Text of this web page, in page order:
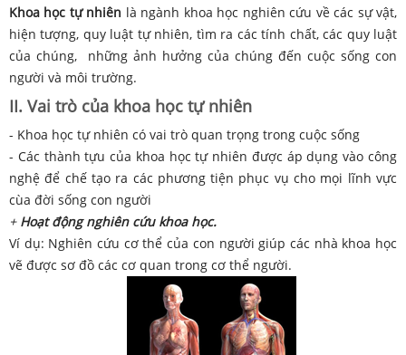
Khoa học tự nhiên là ngành khoa học nghiên cứu về các sự vật,
hiện tượng, quy luật tự nhiên, tìm ra các tính chất, các quy luật
của chúng, những ảnh hưởng của chúng đến cuộc sống con
người và môi trường.
II. Vai trò của khoa học tự nhiên
- Khoa học tự nhiên có vai trò quan trọng trong cuộc sống
- Các thành tựu của khoa học tự nhiên được áp dụng vào công
nghệ để chế tạo ra các phương tiện phục vụ cho mọi lĩnh vực
cùa đời sống con người
+ Hoạt động nghiên cứu khoa học.
Ví dụ: Nghiên cứu cơ thể của con người giúp các nhà khoa học
vẽ được sơ đồ các cơ quan trong cơ thể người.